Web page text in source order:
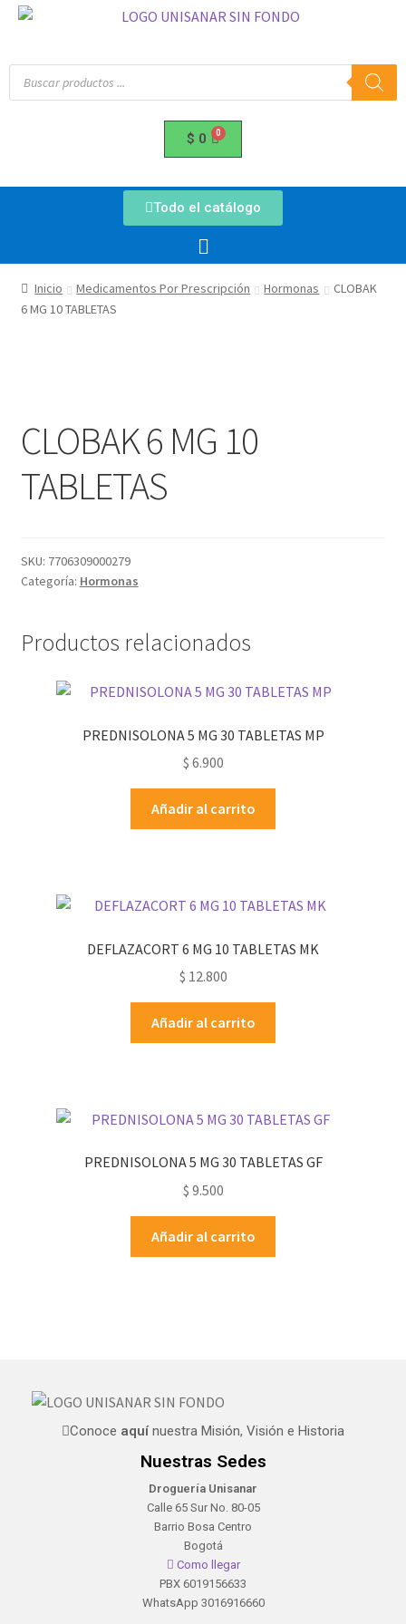
$ 0
Todo el catálogo
Inicio Medicamentos Por Prescripción Hormonas
CLOBAK
6 MG 10 TABLETAS
CLOBAK 6 MG 10
TABLETAS
SKU: 7706309000279
Categoría: Hormonas
Productos relacionados
PREDNISOLONA 5 MG 30 TABLETAS MP
$ 6.900
Añadir al carrito
DEFLAZACORT 6 MG 10 TABLETAS MK
$ 12.800
Añadir al carrito
PREDNISOLONA 5 MG 30 TABLETAS GF
$ 9.500
Añadir al carrito
Conoce aquínuestra Misión, Visión e Historia
Nuestras Sedes
Droguería Unisanar
Calle 65 Sur No. 80-05
Barrio Bosa Centro
Bogotá
Como llegar
PBX 6019156633
WhatsApp 3016916660